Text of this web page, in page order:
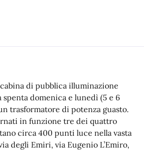
cabina di pubblica illuminazione
spenta domenica e lunedì (5 e 6
trasformatore di potenza guasto.
in funzione tre dei quattro
circa 400 punti luce nella vasta
degli Emiri, via Eugenio L’Emiro,